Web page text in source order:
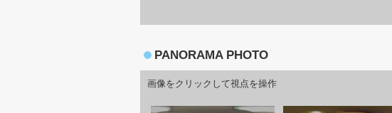
PANORAMA PHOTO
画像をクリックして視点を操作